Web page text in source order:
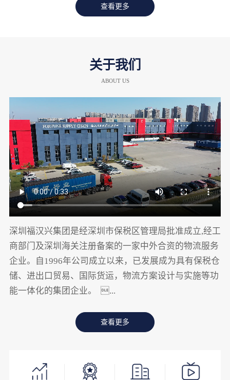
查看更多
关于我们
ABOUT US
深圳福汉兴集团是经深圳市保税区管理局批准成立,经工
商部门及深圳海关注册备案的一家中外合资的物流服务
企业。自1996年公司成立以来，已发展成为具有保税仓
储、进出口贸易、国际货运，物流方案设计与实施等功
能一体化的集团企业。 ...
查看更多